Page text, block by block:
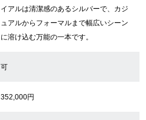
イアルは清潔感のあるシルバーで、カジ
ュアルからフォーマルまで幅広いシーン
に溶け込む万能の一本です。
可
352,000円